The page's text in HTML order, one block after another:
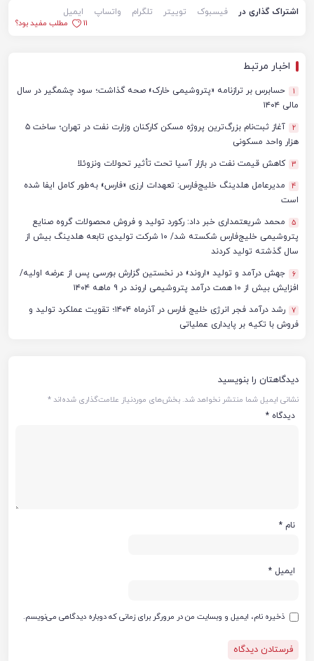
اشتراک گذاری در فیسبوک توییتر تلگرام واتساپ
ایمیل
11
مطلب مفید بود؟
اخبار مرتبط
1
حسابرس بر ترازنامه «پتروشیمی خارک» صحه گذاشت؛ سود چشمگیر در سال
مالی ۱۴۰۴
2
آغاز ثبت‌نام بزرگ‌ترین پروژه مسکن کارکنان وزارت نفت در تهران؛ ساخت ۵
هزار واحد مسکونی
3 کاهش قیمت نفت در بازار آسیا تحت تأثیر تحولات ونزوئلا
4
مدیرعامل هلدینگ خلیج‌فارس: تعهدات ارزی «فارس» به‌طور کامل ایفا شده
است
5
محمد شریعتمداری خبر داد: رکورد تولید و فروش محصولات گروه صنایع
پتروشیمی خلیج‌فارس شکسته شد/ ۱۰ شرکت تولیدی تابعه هلدینگ بیش از
سال گذشته تولید کردند
6
جهش درآمد و تولید «اروند» در نخستین گزارش بورسی پس از عرضه اولیه/
افزایش بیش از ۱۰ همت درآمد پتروشیمی اروند در ۹ ماهه ۱۴۰۴
7
رشد درآمد فجر انرژی خلیج فارس در آذرماه ۱۴۰۴؛ تقویت عملکرد تولید و
فروش با تکیه بر پایداری عملیاتی
دیدگاهتان را بنویسید
نشانی ایمیل شما منتشر نخواهد شد. بخش‌های موردنیاز علامت‌گذاری شده‌اند*
دیدگاه *
نام *
ایمیل *
ذخیره نام، ایمیل و وبسایت من در مرورگر برای زمانی که دوباره دیدگاهی می‌نویسم.